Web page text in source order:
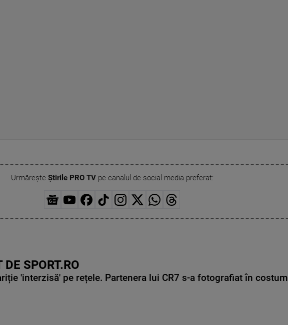
Urmărește Știrile PRO TVpe canalul de social media preferat:
SPORT.RO
'interzisă' pe rețele. Partenera lui CR7 s-a fotografiat în costum